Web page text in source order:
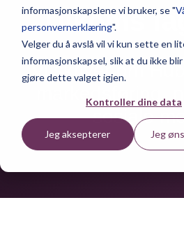
informasjonskapslene vi bruker, se "
personvernerklæring".
Velger du å avslå vil vi kun sette en
informasjonskapsel, slik at du ikke
gjøre dette valget igjen.
Kontroller dine data
Jeg aksepterer Jeg
Dikoms
Vi skriver om
markedsføring,
sosiale